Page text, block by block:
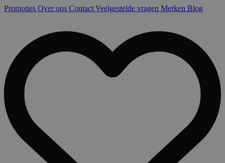
Promoties Over ons Contact Veelgestelde vragen Merken Blog